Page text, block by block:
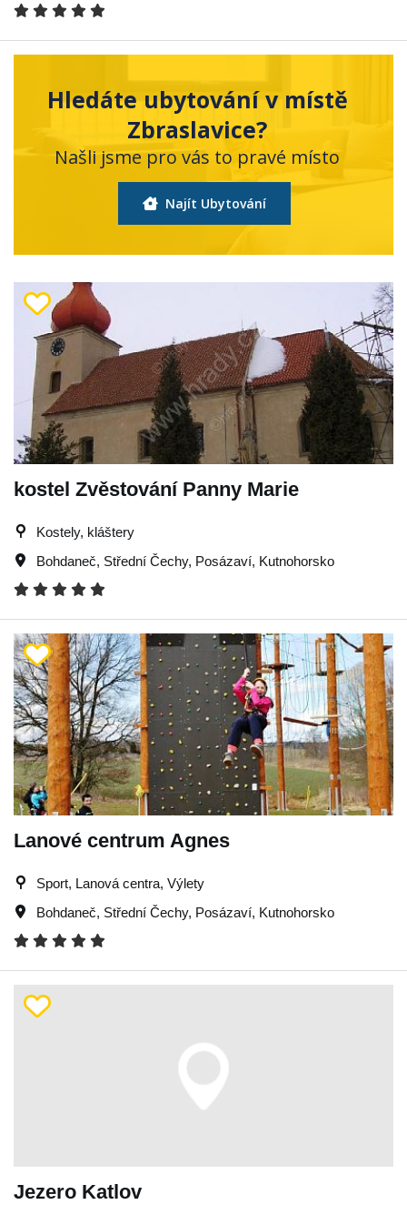
Hledáte ubytování v místě
Zbraslavice?
Našli jsme pro vás to pravé místo
Najít Ubytování
kostel Zvěstování Panny Marie
Kostely, kláštery
Bohdaneč, Střední Čechy, Posázaví, Kutnohorsko
Lanové centrum Agnes
Sport, Lanová centra, Výlety
Bohdaneč, Střední Čechy, Posázaví, Kutnohorsko
Jezero Katlov